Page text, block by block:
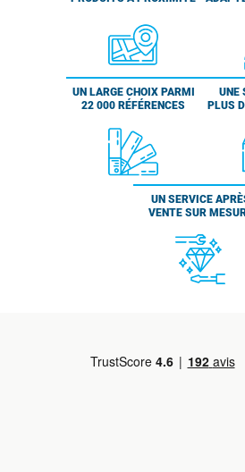
UN LARGE CHOIX PARMI
22 000 RÉFÉRENCES
UNE
PLUS
UN SERVICE
VENTE SUR